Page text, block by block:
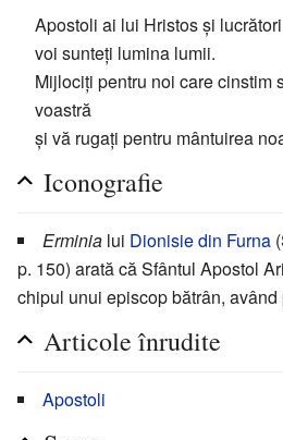
Apostoli ai lui Hristos și
voi sunteți lumina lumii.
Mijlociți pentru noi care cinstim
voastră
și vă rugați pentru mântuirea
Iconografie
Erminia lui Dionisie din Furna
p. 150) arată că Sfântul Apostol
chipul unui episcop bătrân, având
Articole înrudite
Apostoli